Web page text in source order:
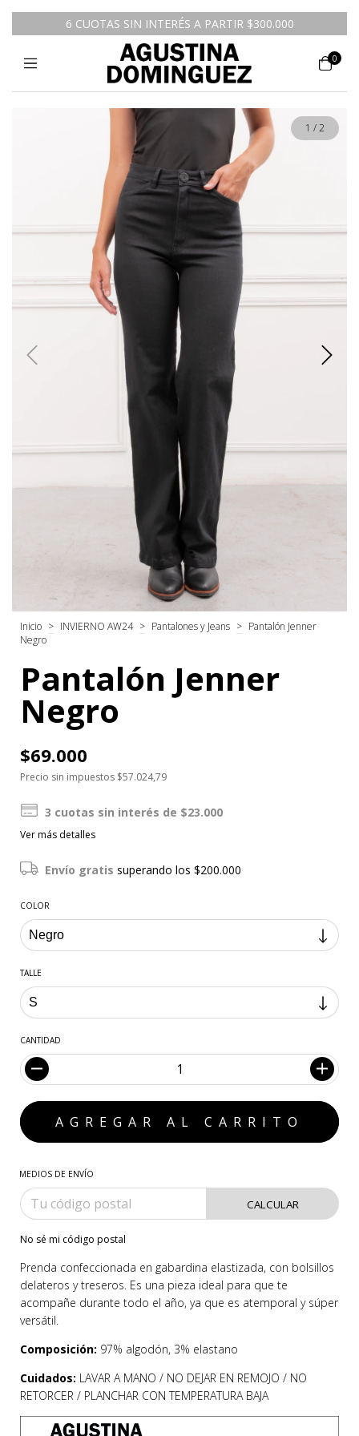
6 CUOTAS SIN INTERÉS A PARTIR $300.000
0
1 /2
Inicio > INVIERNO AW24 > Pantalones y Jeans > Pantalón Jenner
Negro
Pantalón Jenner
Negro
$69.000
Precio sin impuestos $57.024,79
3 cuotas sin interés de $23.000
Ver más detalles
Envío gratissuperando los$200.000
COLOR
TALLE
CANTIDAD
MEDIOS DE ENVÍO
CALCULAR
No sé mi código postal
Prenda confeccionada en gabardina elastizada, con bolsillos
delateros y treseros. Es una pieza ideal para que te
acompañe durante todo el año, ya que es atemporal y súper
versátil.
Composición: 97% algodón, 3% elastano
Cuidados: LAVAR A MANO / NO DEJAR EN REMOJO / NO
RETORCER / PLANCHAR CON TEMPERATURA BAJA